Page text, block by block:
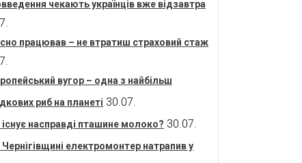
чекають українців вже відзавтра
працював – не втратиш страховий стаж
вугор – одна з найбільш
риб на планеті 30.07.
існує насправді пташине молоко? 30.07.
Чернігівщині електромонтер натрапив у